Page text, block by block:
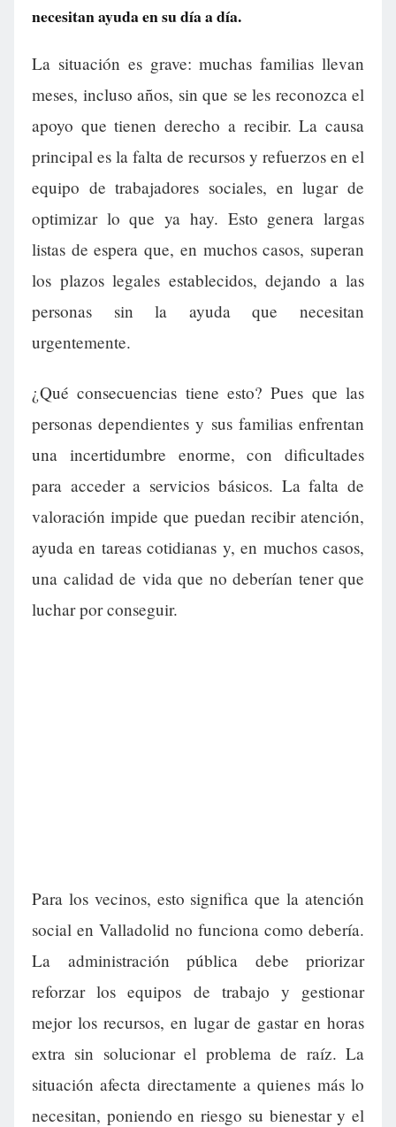
necesitan ayuda en su día a día.
La situación es grave: muchas familias llevan
meses, incluso años, sin que se les reconozca el
apoyo que tienen derecho a recibir. La causa
principal es la falta de recursos y refuerzos en el
equipo de trabajadores sociales, en lugar de
optimizar lo que ya hay. Esto genera largas
listas de espera que, en muchos casos, superan
los plazos legales establecidos, dejando a las
personas sin la ayuda que necesitan
urgentemente.
¿Qué consecuencias tiene esto? Pues que las
personas dependientes y sus familias enfrentan
una incertidumbre enorme, con dificultades
para acceder a servicios básicos. La falta de
valoración impide que puedan recibir atención,
ayuda en tareas cotidianas y, en muchos casos,
una calidad de vida que no deberían tener que
luchar por conseguir.
Para los vecinos, esto significa que la atención
social en Valladolid no funciona como debería.
La administración pública debe priorizar
reforzar los equipos de trabajo y gestionar
mejor los recursos, en lugar de gastar en horas
extra sin solucionar el problema de raíz. La
situación afecta directamente a quienes más lo
necesitan, poniendo en riesgo su bienestar y el